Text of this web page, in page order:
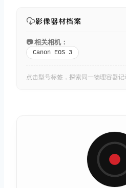
影像器材档案
📷 相关相机：
Canon EOS 3
点击型号标签，探索同一物理容器记